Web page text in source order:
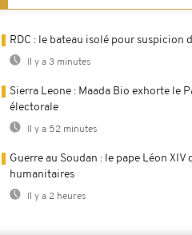
RDC : le bateau isolé pour suspicion
Il y a 3 minutes
Sierra Leone : Maada Bio exhorte le
électorale
Il y a 52 minutes
Guerre au Soudan : le pape Léon
humanitaires
Il y a 2 heures